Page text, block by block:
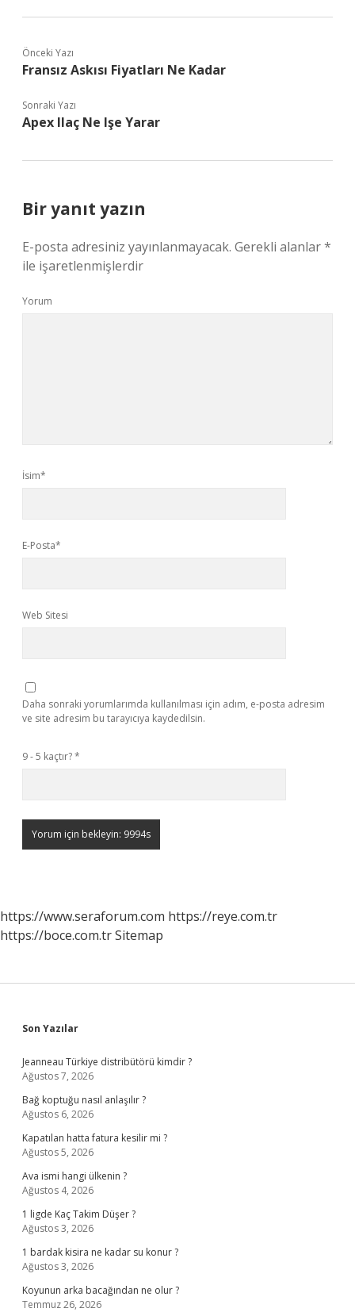
Önceki Yazı
Fransız Askısı Fiyatları Ne Kadar
Sonraki Yazı
Apex Ilaç Ne Işe Yarar
Bir yanıt yazın
E-posta adresiniz yayınlanmayacak. Gerekli alanlar*
ile işaretlenmişlerdir
Yorum
İsim*
E-Posta*
Web Sitesi
Daha sonraki yorumlarımda kullanılması için adım, e-posta adresim
ve site adresim bu tarayıcıya kaydedilsin.
9 - 5 kaçtır?*
https://www.seraforum.com https://reye.com.tr
https://boce.com.trSitemap
Sidebar
Son Yazılar
Jeanneau Türkiye distribütörü kimdir ?
Ağustos 7, 2026
Bağ koptuğu nasıl anlaşılır ?
Ağustos 6, 2026
Kapatılan hatta fatura kesilir mi ?
Ağustos 5, 2026
Ava ismi hangi ülkenin ?
Ağustos 4, 2026
1 ligde Kaç Takim Düşer ?
Ağustos 3, 2026
1 bardak kisira ne kadar su konur ?
Ağustos 3, 2026
Koyunun arka bacağından ne olur ?
Temmuz 26, 2026